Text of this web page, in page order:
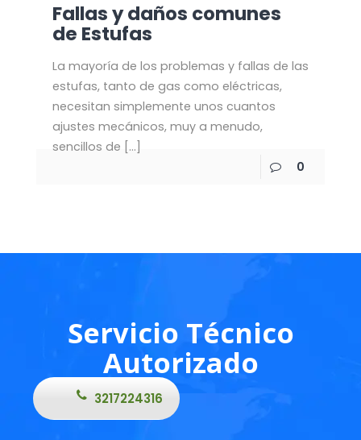
Fallas y daños comunes
de Estufas
La mayoría de los problemas y fallas de las
estufas, tanto de gas como eléctricas,
necesitan simplemente unos cuantos
ajustes mecánicos, muy a menudo,
sencillos de […]
0
Servicio Técnico
Autorizado
3217224316